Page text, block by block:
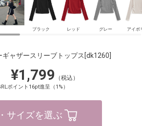
ブラック レッド グレー アイボ
ギャザースリーブトップス [dk1260]
¥1,799 （税込）
ポイント16pt進呈（1%）
サイズを選ぶ